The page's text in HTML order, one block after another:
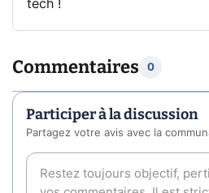
tech !
Commentaires 0
Participer à la discussion
Partagez votre avis avec la